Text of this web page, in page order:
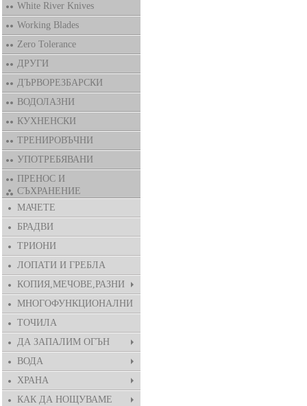
White River Knives
Working Blades
Zero Tolerance
ДРУГИ
ДЪРВОРЕЗБАРСКИ
ВОДОЛАЗНИ
КУХНЕНСКИ
ТРЕНИРОВЪЧНИ
УПОТРЕБЯВАНИ
ПРЕНОС И
СЪХРАНЕНИЕ
МАЧЕТЕ
БРАДВИ
ТРИОНИ
ЛОПАТИ И ГРЕБЛА
КОПИЯ,МЕЧОВЕ,РАЗНИ
МНОГОФУНКЦИОНАЛНИ
ТОЧИЛА
ДА ЗАПАЛИМ ОГЪН
ВОДА
ХРАНА
КАК ДА НОЩУВАМЕ